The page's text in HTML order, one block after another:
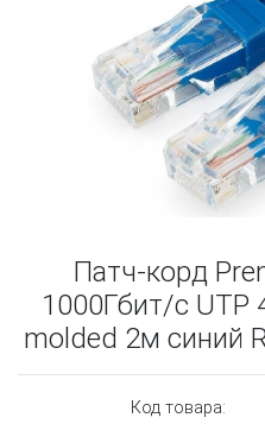
Патч-корд
1000Гбит/с UTP
molded 2м синий
Код товара: